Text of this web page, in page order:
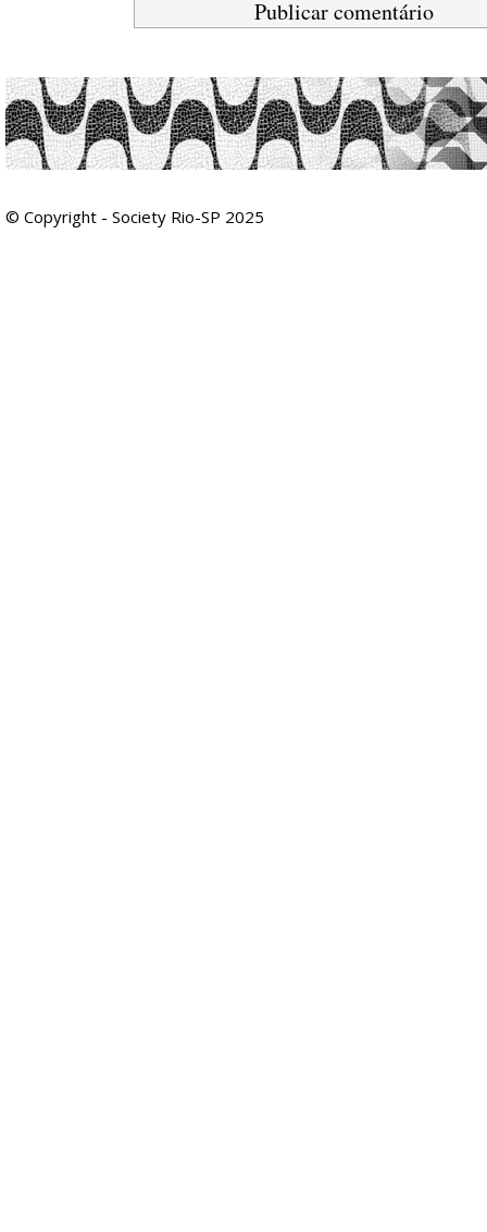
© Copyright - Society Rio-SP 2025